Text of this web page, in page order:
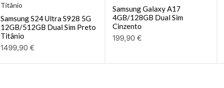
Samsung S24 Ultra S928 5G
12GB/512GB Dual Sim Preto
Titânio
1499,90€
Samsung Galaxy A17
4GB/128GB Dual Sim
Cinzento
199,90 €